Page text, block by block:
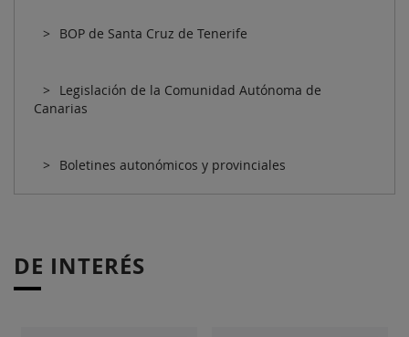
BOP de Santa Cruz de Tenerife
Legislación de la Comunidad Autónoma de
Canarias
Boletines autonómicos y provinciales
DE INTERÉS